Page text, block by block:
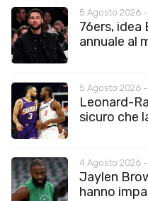
5 Agosto 2026 -
76ers, idea
annuale al
5 Agosto 2026 -
Leonard-
sicuro che
4 Agosto 2026 -
Jaylen
hanno